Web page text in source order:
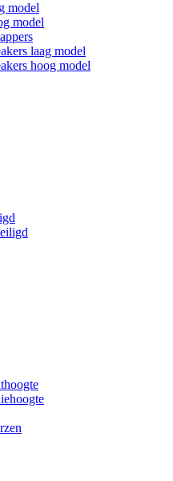
model
model
laag model
hoog model